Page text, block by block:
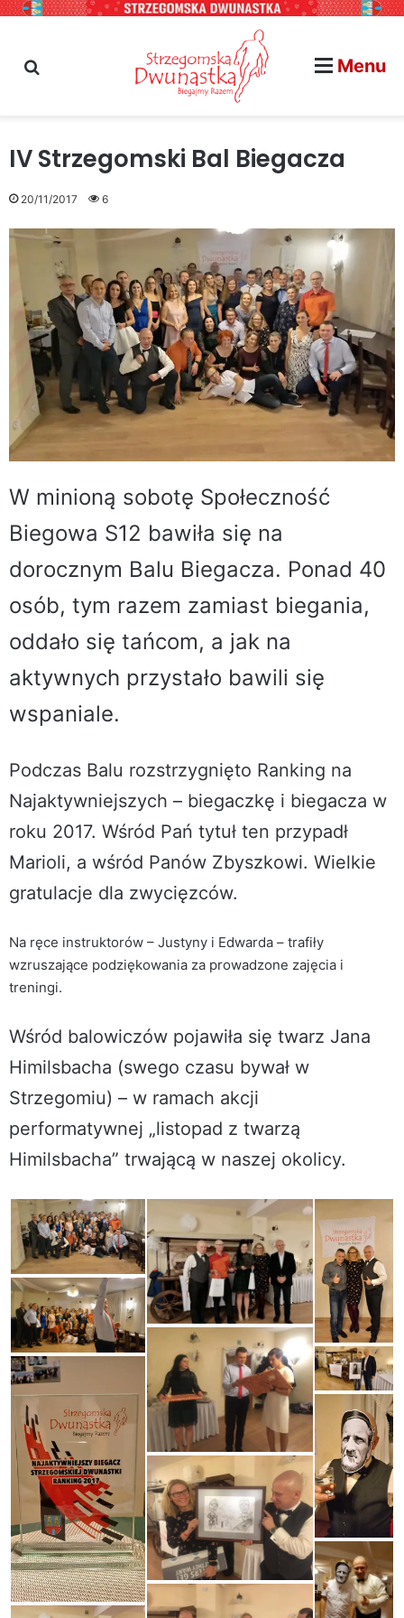
szukaj na stronie... Menu
IV Strzegomski Bal Biegacza
20/11/2017 6
W minioną sobotę Społeczność
Biegowa S12 bawiła się na
dorocznym Balu Biegacza. Ponad 40
osób, tym razem zamiast biegania,
oddało się tańcom, a jak na
aktywnych przystało bawili się
wspaniale.
Podczas Balu rozstrzygnięto Ranking na
Najaktywniejszych – biegaczkę i biegacza w
roku 2017. Wśród Pań tytuł ten przypadł
Marioli, a wśród Panów Zbyszkowi. Wielkie
gratulacje dla zwycięzców.
Na ręce instruktorów – Justyny i Edwarda – trafiły
wzruszające podziękowania za prowadzone zajęcia i
treningi.
Wśród balowiczów pojawiła się twarz Jana
Himilsbacha (swego czasu bywał w
Strzegomiu) – w ramach akcji
performatywnej „listopad z twarzą
Himilsbacha” trwającą w naszej okolicy.